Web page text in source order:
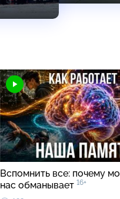
Вспомнить все: почему
нас обманывает 16+